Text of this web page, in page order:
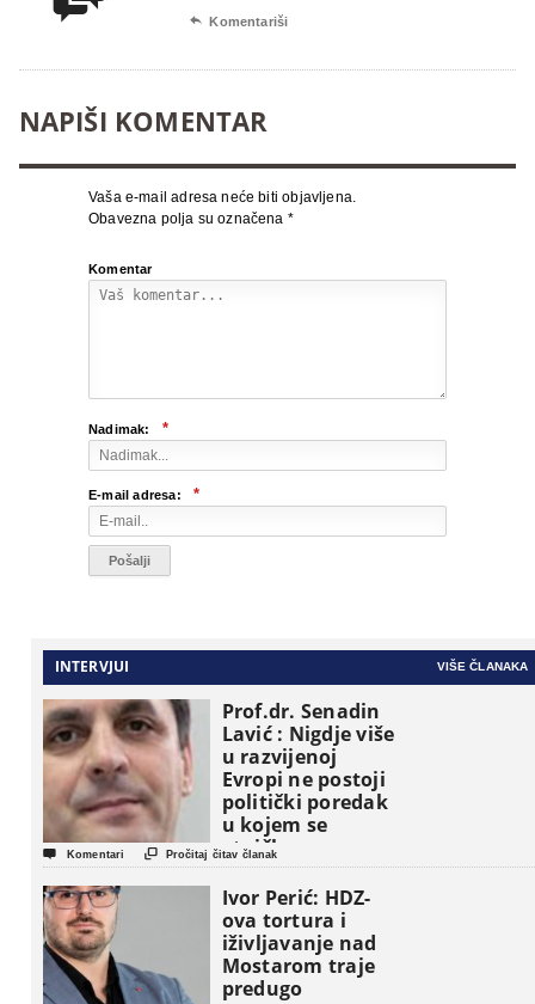
 Komentariši
NAPIŠI KOMENTAR
Vaša e-mail adresa neće biti objavljena.
Obavezna polja su označena *
Komentar
Nadimak: *
E-mail adresa: *
INTERVJUI VIŠE ČLANAKA
Prof.dr. Senadin
Lavić : Nigdje više
u razvijenoj
Evropi ne postoji
politički poredak
u kojem se
etničke grupe
pojavljuju kao
osnovne
političke jedinice
 Komentari  Pročitaj čitav članak
Ivor Perić: HDZ-
ova tortura i
iživljavanje nad
Mostarom traje
predugo